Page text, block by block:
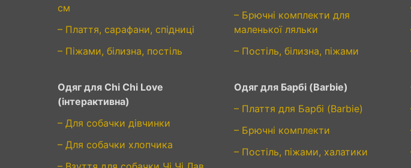
см
– Плаття, сарафани, спідниці
– Піжами, білизна, постіль
– Брючні комплекти для
маленької ляльки
– Постіль, білизна, піжами
Одяг для Chi Chi Love
(інтерактивна)
– Для собачки дівчинки
– Для собачки хлопчика
Одяг для Барбі (Barbie)
– Плаття для Барбі (Barbie)
– Брючні комплекти
– Постіль, піжами, халатики